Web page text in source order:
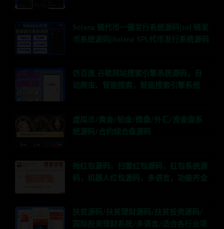
Solana 链代币一键发行系统源码|sol 链发
币系统源码|Solana SPL代币发行系统源码
仿百度,谷歌网站搜索引擎系统源码，自
动爬虫、智能搜索，智能搜索引擎系统
虚拟币/黄金/铂金/微盘/外汇/资金盘系
统源码/合约综合盘源码
抢红包源码，扫雷红包源码，红包系统源
码，机器人红包源码，多语言，功能齐全
扶贫源码/扶贫理财源码/扶贫投资源码/
国际投资理财系统/多语言/适合各行业项